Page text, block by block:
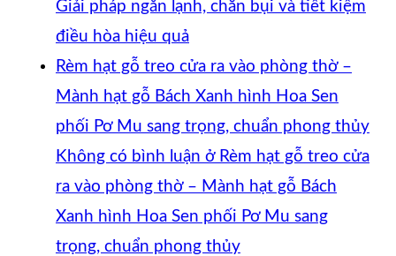
Giải pháp ngăn lạnh, chắn bụi và tiết kiệm
điều hòa hiệu quả
Rèm hạt gỗ treo cửa ra vào phòng thờ –
Mành hạt gỗ Bách Xanh hình Hoa Sen
phối Pơ Mu sang trọng, chuẩn phong thủy
Không có bình luận ở Rèm hạt gỗ treo cửa
ra vào phòng thờ – Mành hạt gỗ Bách
Xanh hình Hoa Sen phối Pơ Mu sang
trọng, chuẩn phong thủy